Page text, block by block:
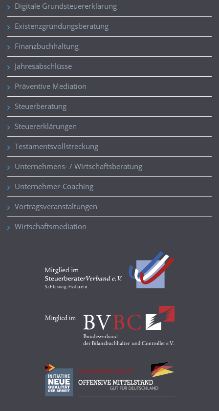
Digitale Grundsteuererklärung
Existenzgründungsberatung
Finanzbuchhaltung
Jahresabschlüsse
Präventive Mediation
Steuerberatung
Steuererklärungen
Testamentsvollstreckung
Unternehmens- / Wirtschaftsberatung
Unternehmer-Coaching
Vortragsveranstaltungen
Wirtschaftsmediation